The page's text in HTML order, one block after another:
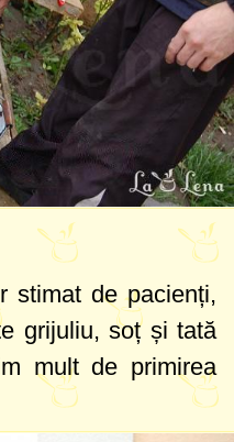
stimat de pacienți,
grijuliu, soț și tată
mult de primirea